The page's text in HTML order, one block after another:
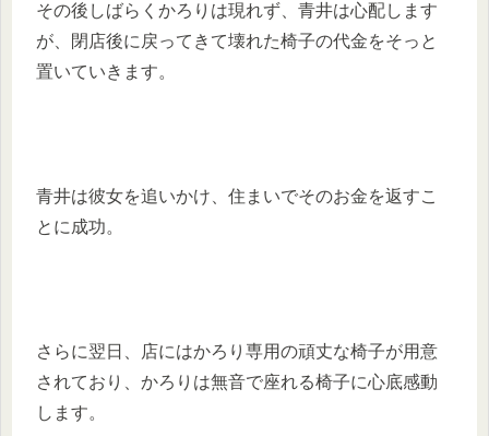
その後しばらくかろりは現れず、青井は心配します
が、閉店後に戻ってきて壊れた椅子の代金をそっと
置いていきます。
青井は彼女を追いかけ、住まいでそのお金を返すこ
とに成功。
さらに翌日、店にはかろり専用の頑丈な椅子が用意
されており、かろりは無音で座れる椅子に心底感動
します。